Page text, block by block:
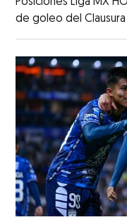
Posiciones Liga MX
de goleo del Clausura